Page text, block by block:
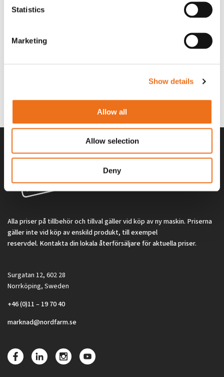
Statistics
Marketing
Show details
Allow all
Allow selection
Deny
2 692
Alla priser på tillbehör och tillval gäller vid köp av ny maskin. Priserna
gäller inte vid köp av enskild produkt, till exempel
reservdel. Kontakta din lokala återförsäljare för aktuella priser.
Surgatan 12, 602 28
Norrköping, Sweden
+46 (0)11 – 19 70 40
marknad@nordfarm.se